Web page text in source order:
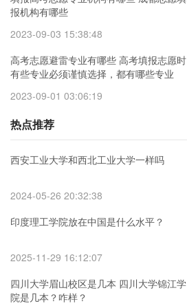
报机构有哪些
2023-09-03 15:38:48
高考志愿避雷专业有哪些 高考填报志愿时
有些专业必须谨慎选择，都有哪些专业
2023-09-01 03:06:19
热点推荐
西安工业大学和西北工业大学一样吗
2024-05-26 20:32:38
印度理工学院放在中国是什么水平？
2025-11-29 16:12:07
四川大学眉山校区是几本 四川大学锦江学
院是几本？咋样？